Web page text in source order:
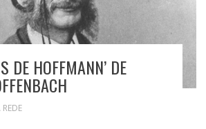
DE HOFFMANN’ DE